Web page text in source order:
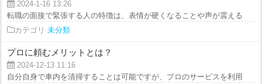
2024-1-16 13:26
転職の面接で緊張する人の特徴は、表情が硬くなることや声が震えること
カテゴリ 未分類
プロに頼むメリットとは？
2024-12-13 11:16
自分自身で車内を清掃することは可能ですが、プロのサービスを利用する